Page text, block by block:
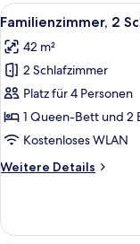
Alle
Fotos
für
Familienzimmer,
2 Schlafzimmer
anzeigen
5
Familienzimmer, 2
42 m²
2 Schlafzimmer
Platz für 4 Personen
1 Queen-Bett und 2
Kostenloses WLAN
Weitere Details
Weitere
2 Schlafzimmer